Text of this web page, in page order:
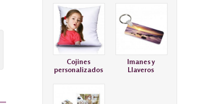
Cojines
personalizados
Imanes y
Llaveros